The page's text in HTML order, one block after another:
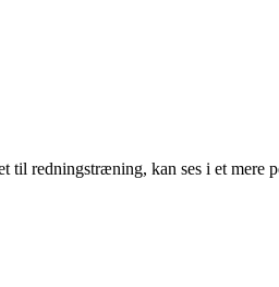
til redningstræning, kan ses i et mere